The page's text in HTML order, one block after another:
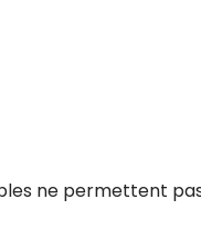
ne permettent